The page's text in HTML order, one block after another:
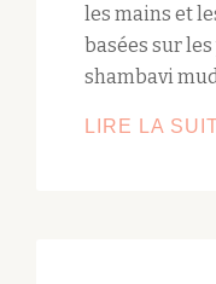
les mains et
basées sur les
shambavi
LIRE LA